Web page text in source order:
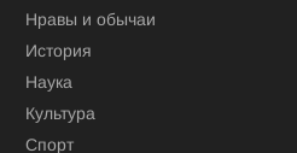
Нравы и обычаи
История
Наука
Культура
Спорт